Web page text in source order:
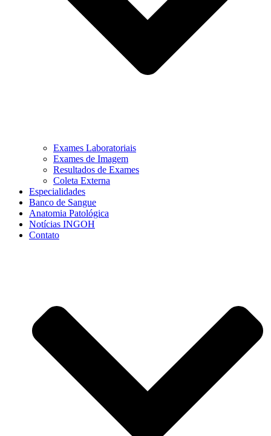
Exames Laboratoriais
Exames de Imagem
Resultados de Exames
Coleta Externa
Especialidades
Banco de Sangue
Anatomia Patológica
Notícias INGOH
Contato